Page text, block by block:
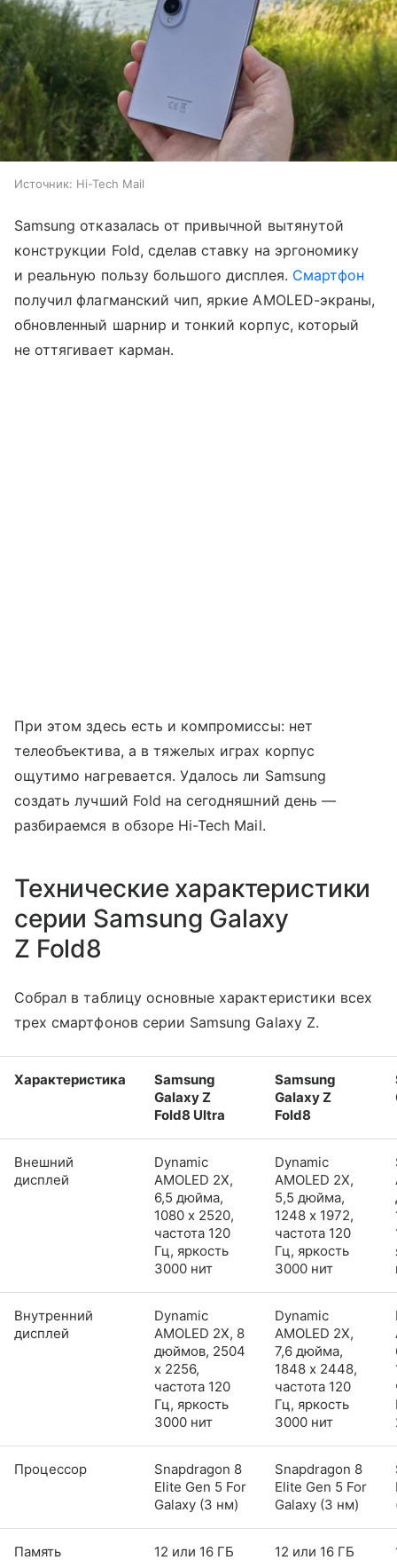
Источник: Hi-Tech Mail
Samsung отказалась от привычной вытянутой
конструкции Fold, сделав ставку на эргономику
и реальную пользу большого дисплея. Смартфон
получил флагманский чип, яркие AMOLED-экраны,
обновленный шарнир и тонкий корпус, который
не оттягивает карман.
При этом здесь есть и компромиссы: нет
телеобъектива, а в тяжелых играх корпус
ощутимо нагревается. Удалось ли Samsung
создать лучший Fold на сегодняшний день —
разбираемся в обзоре Hi-Tech Mail.
Технические характеристики
серии Samsung Galaxy
Z Fold8
Собрал в таблицу основные характеристики всех
трех смартфонов серии Samsung Galaxy Z.
Характеристика
Samsung
Galaxy Z
Fold8 Ultra
Samsung
Galaxy Z
Fold8
Внешний
дисплей
Dynamic
AMOLED 2X,
6,5 дюйма,
1080 x 2520,
частота 120
Гц, яркость
3000 нит
Dynamic
AMOLED 2X,
5,5 дюйма,
1248 x 1972,
частота 120
Гц, яркость
3000 нит
Внутренний
дисплей
Dynamic
AMOLED 2X, 8
дюймов, 2504
x 2256,
частота 120
Гц, яркость
3000 нит
Dynamic
AMOLED 2X,
7,6 дюйма,
1848 x 2448,
частота 120
Гц, яркость
3000 нит
Процессор
Snapdragon 8
Elite Gen 5 For
Galaxy (3 нм)
Snapdragon 8
Elite Gen 5 For
Galaxy (3 нм)
Память 12 или 16 ГБ 12 или 16 ГБ